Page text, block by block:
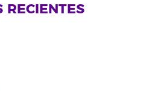
RECIENTES